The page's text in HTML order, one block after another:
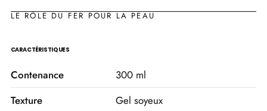
LE RÔLE DU FER POUR LA PEAU
CARACTÉRISTIQUES
Contenance
300 ml
Texture
Gel soyeux